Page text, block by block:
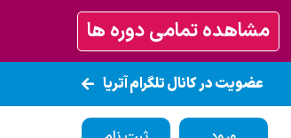
مشاهده تمامی دوره ها
عضویت در کانال تلگرام آتریا